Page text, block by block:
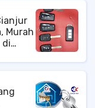
di
di